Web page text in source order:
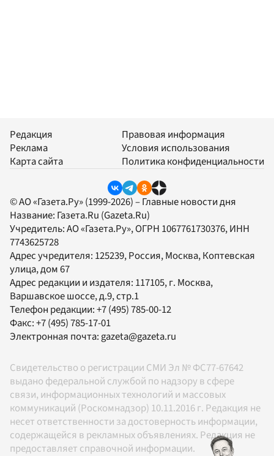
Редакция
Реклама
Карта сайта
Правовая информация
Условия использования
Политика конфиденциальности
© АО «Газета.Ру» (1999-2026) – Главные новости дня
Название: Газета.Ru (Gazeta.Ru)
Учредитель:АО «Газета.Ру», ОГРН 1067761730376, ИНН
7743625728
Адрес учредителя: 125239, Россия, Москва, Коптевская
улица, дом 67
Адрес редакции и издателя: 117105, г. Москва,
Варшавское шоссе, д.9, стр.1
Телефон редакции:+7 (495) 785-00-12
Факс:+7 (495) 785-17-01
Электронная почта:gazeta@gazeta.ru
Свидетельство о регистрации СМИ Эл № ФС77-67642
выдано федеральной службой по надзору в сфере
связи, информационных технологий и массовых
коммуникаций (Роскомнадзор) 10.11.2016 г. Редакция не
несет ответственности за достоверность информации,
содержащейся в рекламных объявлениях. Редакция не
предоставляет справочной информации.